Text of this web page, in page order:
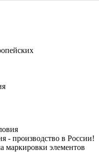
- производство в России!
маркировки элементов